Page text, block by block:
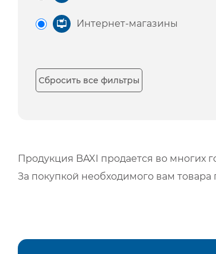
Интернет-магазины
Сбросить все фильтры
Продукция BAXI продается во многих
За покупкой необходимого вам